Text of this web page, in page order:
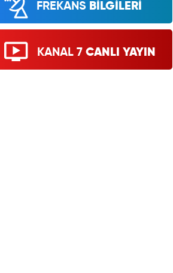
FREKANS BİLGİLERİ
KANAL 7 CANLI YAYIN